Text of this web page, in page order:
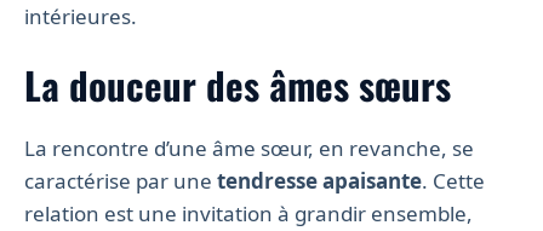
intérieures.
La douceur des âmes sœurs
La rencontre d’une âme sœur, en revanche, se
caractérise par une tendresse apaisante. Cette
relation est une invitation à grandir ensemble,